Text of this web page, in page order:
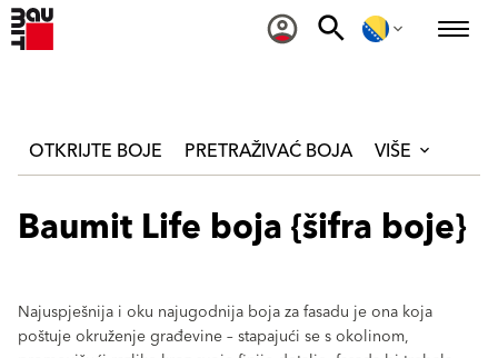
OTKRIJTE BOJE PRETRAŽIVAĆ BOJA VIŠE
Baumit Life boja {šifra boje}
Najuspješnija i oku najugodnija boja za fasadu je ona koja
poštuje okruženje građevine – stapajući se s okolinom,